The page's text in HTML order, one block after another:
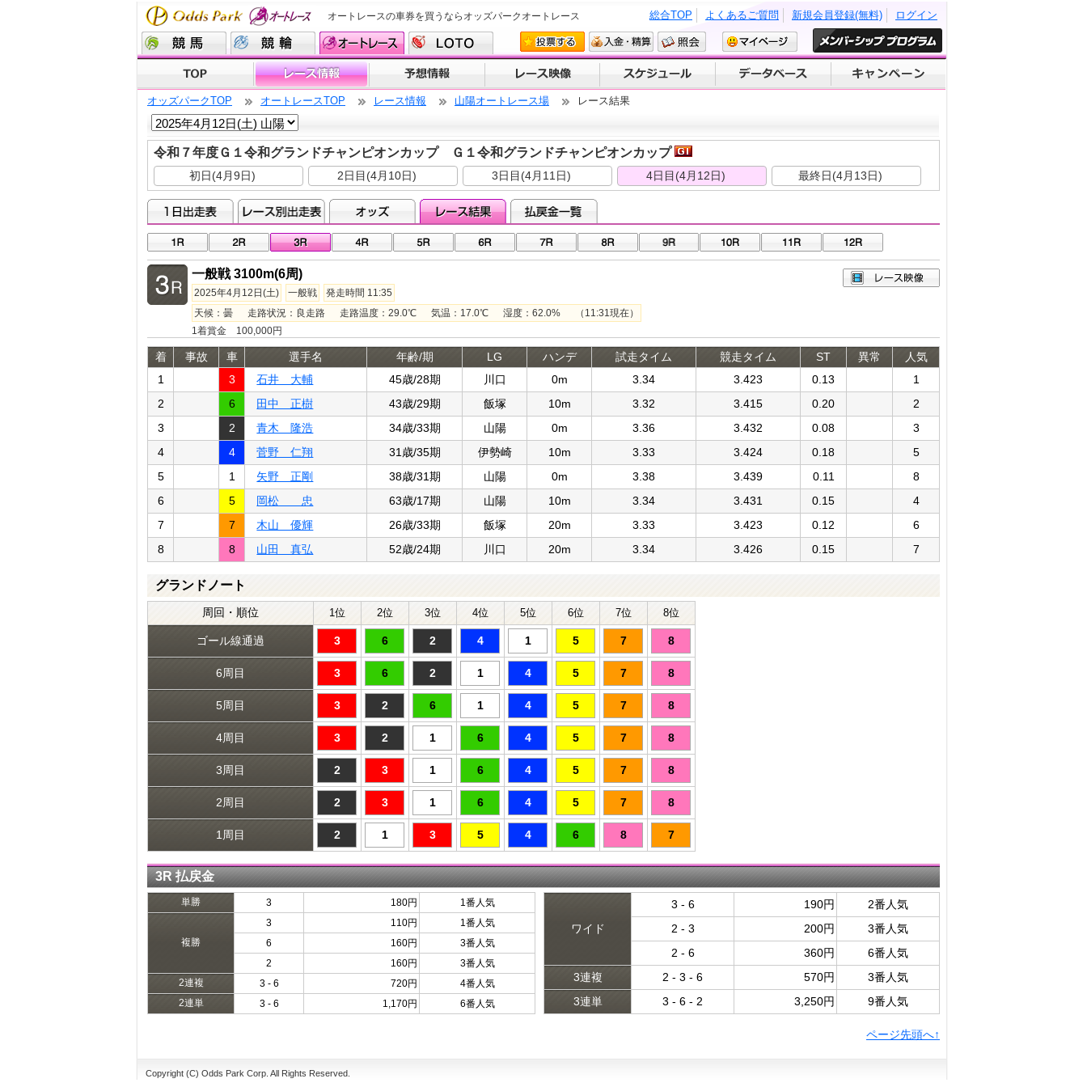
オートレースの車券を買うならオッズパークオートレース ログイン
新規会員登録(無料)
よくあるご質問
総合TOP
オッズパークTOP オートレースTOP レース情報 山陽オートレース場 レース結果
令和７年度Ｇ１令和グランドチャンピオンカップ Ｇ１令和グランドチャンピオンカップ
初日(4月9日) 2日目(4月10日) 3日目(4月11日) 4日目(4月12日) 最終日(4月13日)
一般戦 3100m(6周)
2025年4月12日(土) 一般戦
発走時間 11:35
天候：曇 走路状況：良走路 走路温度：29.0℃ 気温：17.0℃ 湿度：62.0% （11:31現在）
1着賞金 100,000円
着 事故 車 選手名 年齢/期 LG ハンデ 試走タイム 競走タイム ST 異常
人気
1
3 石井 大輔 45歳/28期 川口 0m 3.34 3.423 0.13
1
2
6 田中 正樹 43歳/29期 飯塚 10m 3.32 3.415 0.20
2
3
2 青木 隆浩 34歳/33期 山陽 0m 3.36 3.432 0.08
3
4
4 菅野 仁翔 31歳/35期 伊勢崎 10m 3.33 3.424 0.18
5
5
1 矢野 正剛 38歳/31期 山陽 0m 3.38 3.439 0.11
8
6
5 岡松 忠 63歳/17期 山陽 10m 3.34 3.431 0.15
4
7
7 木山 優輝 26歳/33期 飯塚 20m 3.33 3.423 0.12
6
8
8 山田 真弘 52歳/24期 川口 20m 3.34 3.426 0.15 7
グランドノート
周回・順位 1位 2位 3位 4位 5位 6位 7位 8位
ゴール線通過 3 6 2 4 1 5 7 8
6周目 3 6 2 1 4 5 7 8
5周目 3 2 6 1 4 5 7 8
4周目 3 2 1 6 4 5 7 8
3周目 2 3 1 6 4 5 7 8
2周目 2 3 1 6 4 5 7 8
1周目 2 1 3 5 4 6 8 7
3R 払戻金
単勝 3 180円 1番人気
複勝
3 110円 1番人気
6 160円 3番人気
2 160円
3番人気
2連複
3 - 6 720円
4番人気
2連単
3 - 6 1,170円 6番人気
ワイド
3 - 6 190円
2番人気
2 - 3
200円
3番人気
2 - 6
360円
6番人気
3連複
2 - 3 - 6 570円
3番人気
3連単
3 - 6 - 2 3,250円 9番人気
ページ先頭へ↑
Copyright (C) Odds Park Corp. All Rights Reserved.